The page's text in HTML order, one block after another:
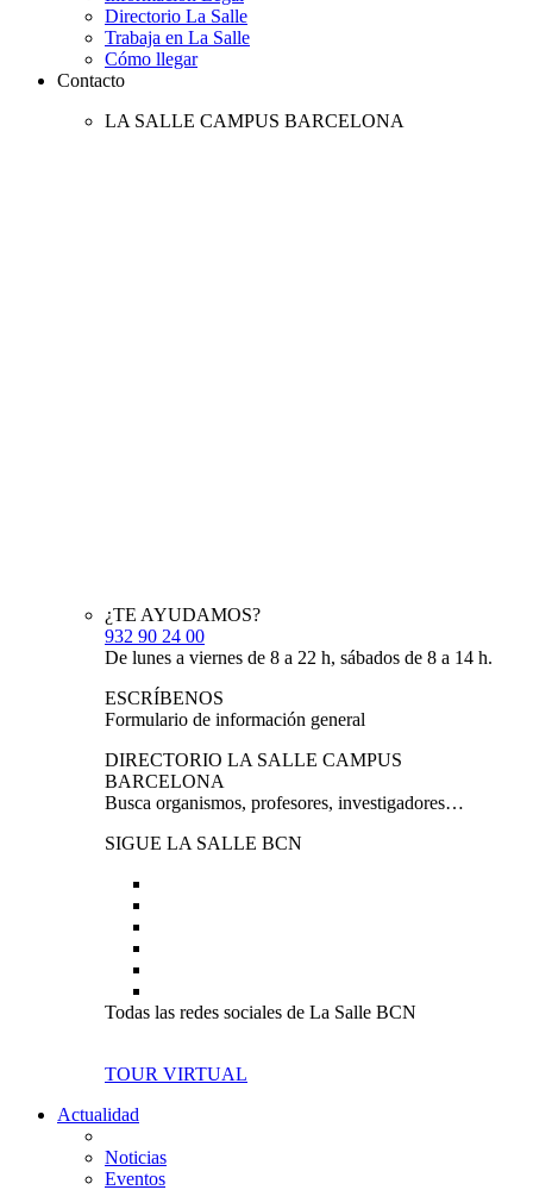
Directorio La Salle
Trabaja en La Salle
Cómo llegar
Contacto
LA SALLE CAMPUS BARCELONA
¿TE AYUDAMOS?
932 90 24 00
De lunes a viernes de 8 a 22 h, sábados de 8 a 14 h.
ESCRÍBENOS
Formulario de información general
DIRECTORIO LA SALLE CAMPUS
BARCELONA
Busca organismos, profesores, investigadores…
SIGUE LA SALLE BCN
Todas las redes sociales de La Salle BCN
TOUR VIRTUAL
Actualidad
Noticias
Eventos